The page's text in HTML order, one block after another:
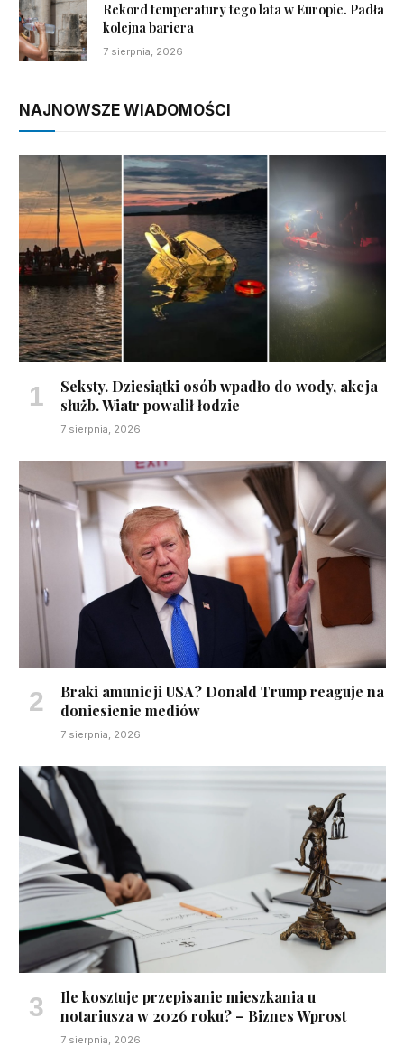
Rekord temperatury tego lata w Europie. Padła
kolejna bariera
7 sierpnia, 2026
NAJNOWSZE WIADOMOŚCI
Seksty. Dziesiątki osób wpadło do wody, akcja
służb. Wiatr powalił łodzie
7 sierpnia, 2026
Braki amunicji USA? Donald Trump reaguje na
doniesienie mediów
7 sierpnia, 2026
Ile kosztuje przepisanie mieszkania u
notariusza w 2026 roku? – Biznes Wprost
7 sierpnia, 2026